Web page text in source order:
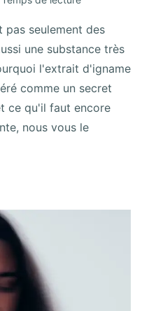
pas seulement des
une substance très
l'extrait d'igname
comme un secret
ce qu'il faut encore
nous vous le